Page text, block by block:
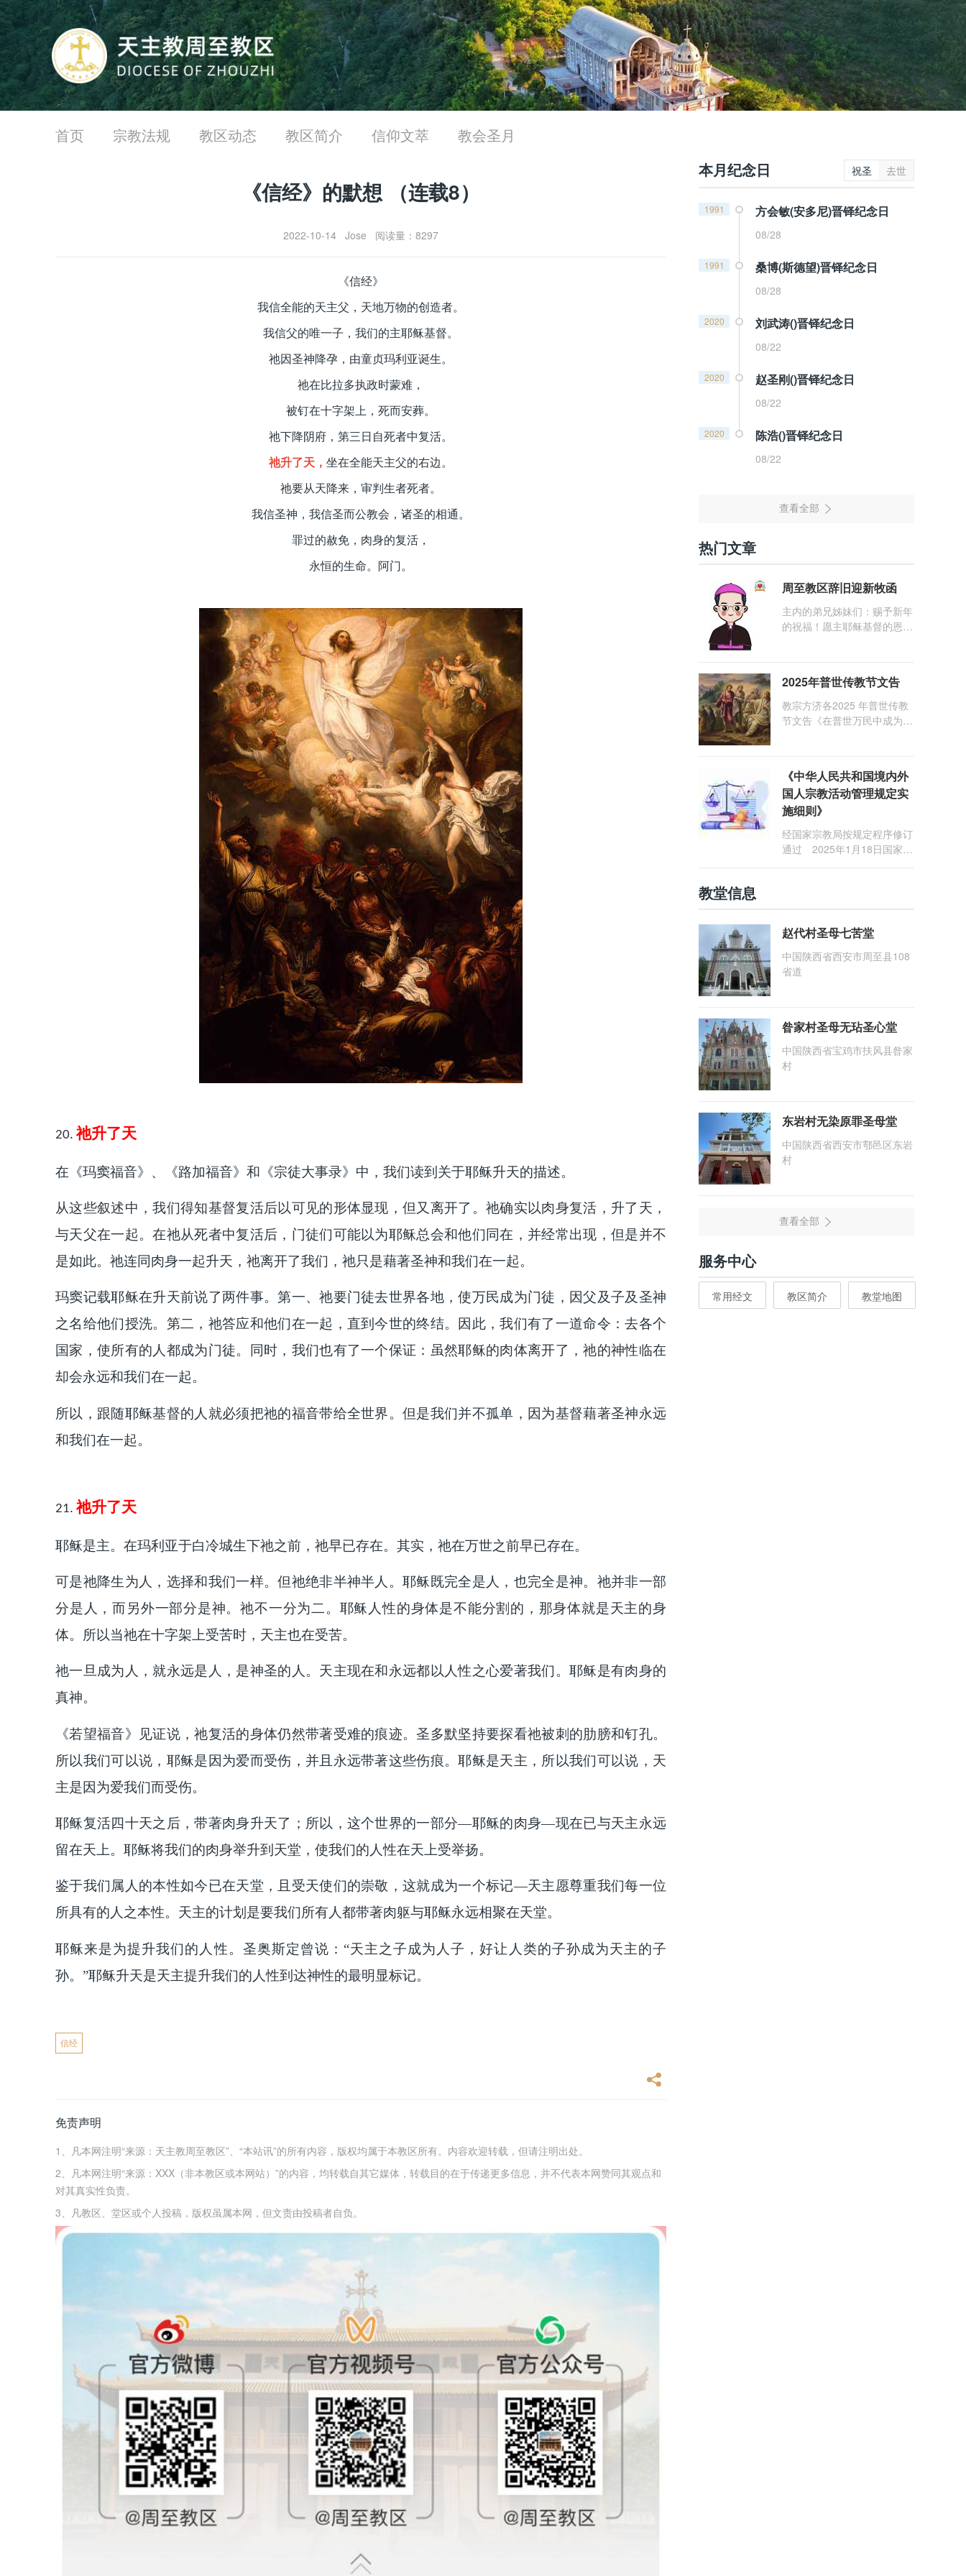
首页 宗教法规 教区动态 教区简介 信仰文萃 教会圣月
《信经》的默想 （连载8）
2022-10-14 Jose 阅读量：8297
《信经》
我信全能的天主父，天地万物的创造者。
我信父的唯一子，我们的主耶稣基督。
祂因圣神降孕，由童贞玛利亚诞生。
祂在比拉多执政时蒙难，
被钉在十字架上，死而安葬。
祂下降阴府，第三日自死者中复活。
祂升了天， 坐在全能天主父的右边。
祂要从天降来，审判生者死者。
我信圣神，我信圣而公教会，诸圣的相通。
罪过的赦免，肉身的复活，
永恒的生命。阿门。
20.祂升了天
在《玛窦福音》、《路加福音》和《宗徒大事录》中，我们读到关于耶稣升天的描述。
从这些叙述中，我们得知基督复活后以可见的形体显现，但又离开了。祂确实以肉身复活，升了天，
与天父在一起。在祂从死者中复活后，门徒们可能以为耶稣总会和他们同在，并经常出现，但是并不
是如此。祂连同肉身一起升天，祂离开了我们，祂只是藉著圣神和我们在一起。
玛窦记载耶稣在升天前说了两件事。第一、祂要门徒去世界各地，使万民成为门徒，因父及子及圣神
之名给他们授洗。第二，祂答应和他们在一起，直到今世的终结。因此，我们有了一道命令：去各个
国家，使所有的人都成为门徒。同时，我们也有了一个保证：虽然耶稣的肉体离开了，祂的神性临在
却会永远和我们在一起。
所以，跟随耶稣基督的人就必须把祂的福音带给全世界。但是我们并不孤单，因为基督藉著圣神永远
和我们在一起。
21.祂升了天
耶稣是主。在玛利亚于白冷城生下祂之前，祂早已存在。其实，祂在万世之前早已存在。
可是祂降生为人，选择和我们一样。但祂绝非半神半人。耶稣既完全是人，也完全是神。祂并非一部
分是人，而另外一部分是神。祂不一分为二。耶稣人性的身体是不能分割的，那身体就是天主的身
体。所以当祂在十字架上受苦时，天主也在受苦。
祂一旦成为人，就永远是人，是神圣的人。天主现在和永远都以人性之心爱著我们。耶稣是有肉身的
真神。
《若望福音》见证说，祂复活的身体仍然带著受难的痕迹。圣多默坚持要探看祂被刺的肋膀和钉孔。
所以我们可以说，耶稣是因为爱而受伤，并且永远带著这些伤痕。耶稣是天主，所以我们可以说，天
主是因为爱我们而受伤。
耶稣复活四十天之后，带著肉身升天了；所以，这个世界的一部分—耶稣的肉身—现在已与天主永远
留在天上。耶稣将我们的肉身举升到天堂，使我们的人性在天上受举扬。
鉴于我们属人的本性如今已在天堂，且受天使们的崇敬，这就成为一个标记—天主愿尊重我们每一位
所具有的人之本性。天主的计划是要我们所有人都带著肉躯与耶稣永远相聚在天堂。
耶稣来是为提升我们的人性。圣奥斯定曾说：“天主之子成为人子，好让人类的子孙成为天主的子
孙。”耶稣升天是天主提升我们的人性到达神性的最明显标记。
信经
免责声明
1、凡本网注明“来源：天主教周至教区”、“本站讯”的所有内容，版权均属于本教区所有。内容欢迎转载，但请注明出处。
2、凡本网注明“来源：XXX（非本教区或本网站）”的内容，均转载自其它媒体，转载目的在于传递更多信息，并不代表本网赞同其观点和
对其真实性负责。
3、凡教区、堂区或个人投稿，版权虽属本网，但文责由投稿者自负。
本月纪念日 祝圣 去世
1991 方会敏(安多尼)晋铎纪念日
08/28
1991 桑博(斯德望)晋铎纪念日
08/28
2020 刘武涛()晋铎纪念日
08/22
2020 赵圣刚()晋铎纪念日
08/22
2020 陈浩()晋铎纪念日
08/22
热门文章
周至教区辞旧迎新牧函
主内的弟兄姊妹们：赐予新年
的祝福！愿主耶稣基督的恩
们，愿临在的救主基督安慰你
们，并圣化你们的生活，作为
祝贺祂诞辰的珍贵礼品。
2025年普世传教节文告
教宗方济各2025 年普世传教
节文告《在普世万民中成为怀
《中华人民共和国境内外
国人宗教活动管理规定实
施细则》
经国家宗教局按规定程序修订
通过 2025年1月18日国家宗
教堂信息
赵代村圣母七苦堂
中国陕西省西安市周至县108
省道
昝家村圣母无玷圣心堂
中国陕西省宝鸡市扶风县昝家
村
东岩村无染原罪圣母堂
中国陕西省西安市鄠邑区东岩
村
服务中心
常用经文 教区简介 教堂地图